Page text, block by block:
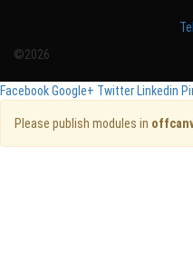
©2026
FacebookGoogle+ TwitterLinkedin
Please publish modules in